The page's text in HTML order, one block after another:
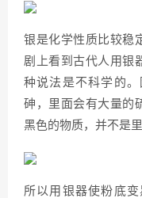
银是化学性质比较稳
剧上看到古代人用银
种说法是不科学的
砷，里面会有大量的
黑色的物质，并不是
所以用银器使粉底